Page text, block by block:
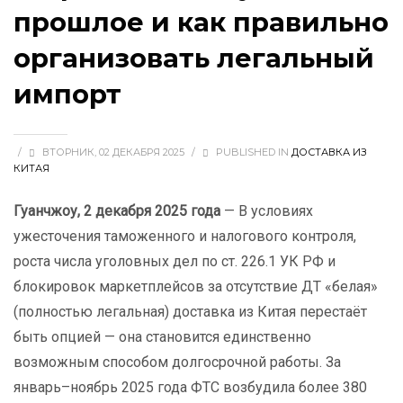
прошлое и как правильно
организовать легальный
импорт
/ ВТОРНИК, 02 ДЕКАБРЯ 2025 / PUBLISHED IN ДОСТАВКА ИЗ
КИТАЯ
Гуанчжоу, 2 декабря 2025 года — В условиях
ужесточения таможенного и налогового контроля,
роста числа уголовных дел по ст. 226.1 УК РФ и
блокировок маркетплейсов за отсутствие ДТ «белая»
(полностью легальная) доставка из Китая перестаёт
быть опцией — она становится единственно
возможным способом долгосрочной работы. За
январь–ноябрь 2025 года ФТС возбудила более 380